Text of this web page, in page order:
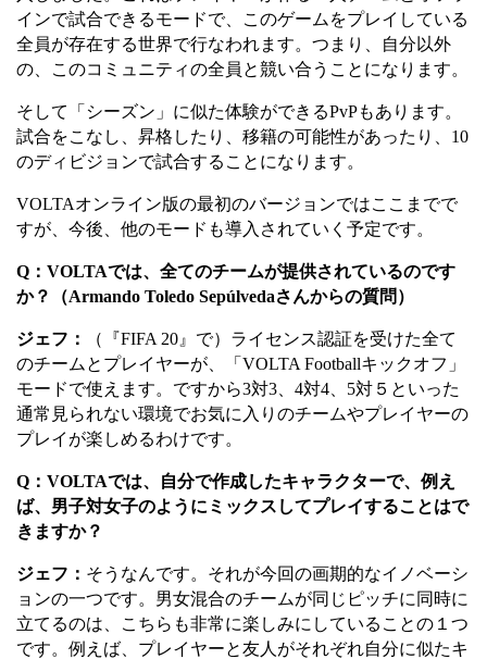
インで試合できるモードで、このゲームをプレイしている
全員が存在する世界で行なわれます。つまり、自分以外
の、このコミュニティの全員と競い合うことになります。
そして「シーズン」に似た体験ができるPvPもあります。
試合をこなし、昇格したり、移籍の可能性があったり、 10
のディビジョンで試合することになります。
VOLTAオンライン版の最初のバージョンではここまでで
すが、今後、他のモードも導入されていく予定です。
Q ： VOLTAでは、全てのチームが提供されているのです
か？（Armando Toledo Sepúlvedaさんからの質問）
ジェフ： （『FIFA 20 』で）ライセンス認証を受けた全て
のチームとプレイヤーが、「 VOLTA Footballキックオフ」
モードで使えます。ですから3対3 4対4 5対５といった
通常見られない環境でお気に入りのチームやプレイヤーの
プレイが楽しめるわけです。
Q ： VOLTAでは、自分で作成したキャラクターで、例え
ば、男子対女子のようにミックスしてプレイすることはで
きますか？
ジェフ： そうなんです。 それが今回の画期的なイノベーシ
ョンの一つです。男女混合のチームが同じピッチに同時に
立てるのは、こちらも非常に楽しみにしていることの１つ
です。例えば、プレイヤーと友人がそれぞれ自分に似たキ